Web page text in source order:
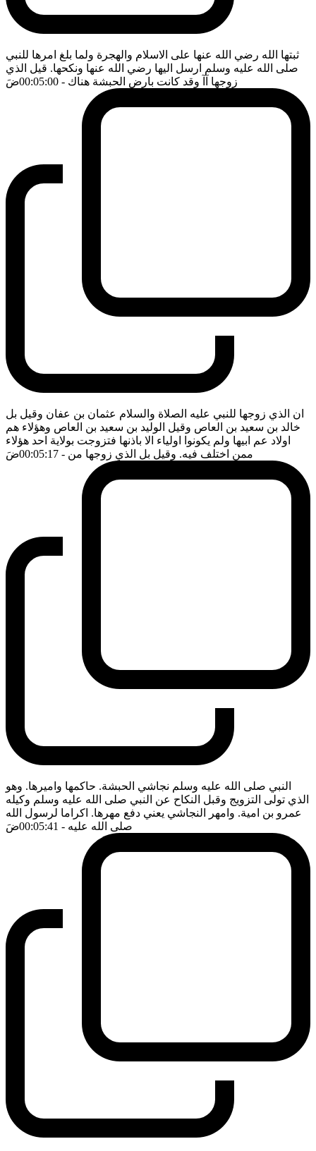
ثبتها الله رضي الله عنها على الاسلام والهجرة ولما بلغ امرها للنبي
صلى الله عليه وسلم ارسل اليها رضي الله عنها ونكحها. قيل الذي
زوجها آآ وقد كانت بارض الحبشة هناك - 00:05:00 ضَ
ان الذي زوجها للنبي عليه الصلاة والسلام عثمان بن عفان وقيل بل
خالد بن سعيد بن العاص وقيل الوليد بن سعيد بن العاص وهؤلاء هم
اولاد عم ابيها ولم يكونوا اولياء الا باذنها فتزوجت بولاية احد هؤلاء
ممن اختلف فيه. وقيل بل الذي زوجها من - 00:05:17 ضَ
النبي صلى الله عليه وسلم نجاشي الحبشة. حاكمها واميرها. وهو
الذي تولى التزويج وقبل النكاح عن النبي صلى الله عليه وسلم وكيله
عمرو بن امية. وامهر النجاشي يعني دفع مهرها. اكراما لرسول الله
صلى الله عليه - 00:05:41 ضَ